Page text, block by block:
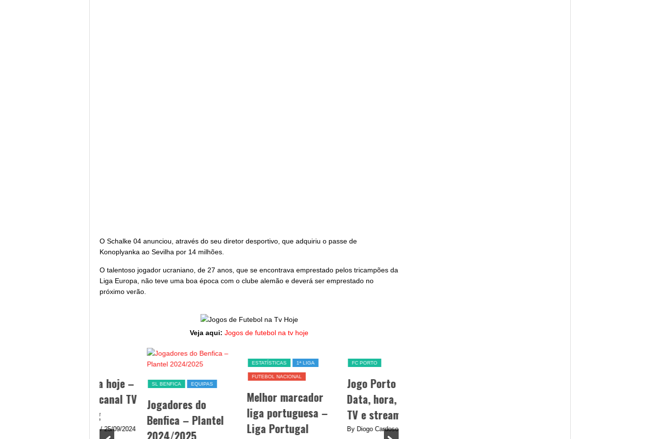
O Schalke 04 anunciou, através do seu diretor desportivo, que adquiriu o passe de
Konoplyanka ao Sevilha por 14 milhões.
O talentoso jogador ucraniano, de 27 anos, que se encontrava emprestado pelos tricampões da
Liga Europa, não teve uma boa época com o clube alemão e deverá ser emprestado no
próximo verão.
Veja aqui: Jogos de futebol na tv hoje
SL BENFICA EQUIPAS
Jogadores do
Benfica – Plantel
2024/2025
1ª LIGA
FUTEBOL NACIONAL
Melhor marcador
liga portuguesa –
Liga Portugal
FC PORTO
Jogo Porto hoje –
Data, hora, canal
TV e streaming
By Diogo Cardoso/ 25/09/2024